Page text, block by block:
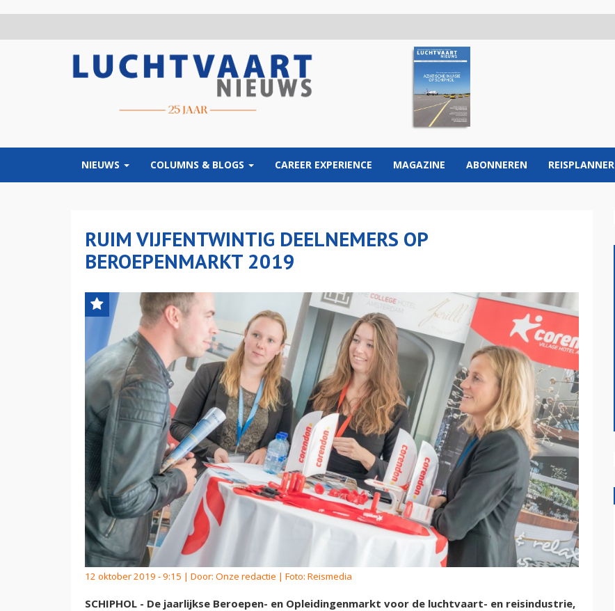
NIEUWS COLUMNS & BLOGS CAREER EXPERIENCE MAGAZINE ABONNEREN REISPLANNER
RUIM VIJFENTWINTIG DEELNEMERS OP
BEROEPENMARKT 2019
12 oktober 2019 - 9:15 | Door: Onze redactie | Foto: Reismedia
SCHIPHOL - De jaarlijkse Beroepen- en Opleidingenmarkt voor de luchtvaart- en reisindustrie,